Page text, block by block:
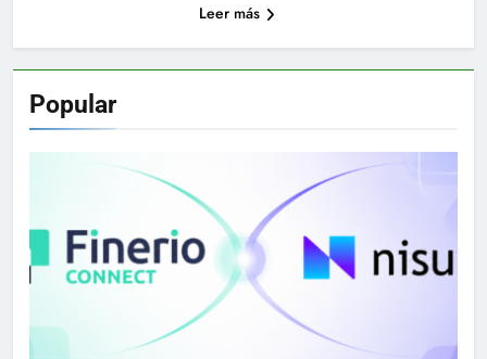
Leer más
Popular